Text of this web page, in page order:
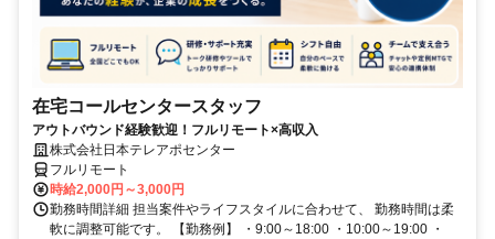
在宅コールセンタースタッフ
アウトバウンド経験歓迎！フルリモート×高収入
株式会社日本テレアポセンター
フルリモート
時給2,000円～3,000円
勤務時間詳細 担当案件やライフスタイルに合わせて、 勤務時間は柔
軟に調整可能です。 【勤務例】 ・9:00～18:00 ・10:00～19:00 ・